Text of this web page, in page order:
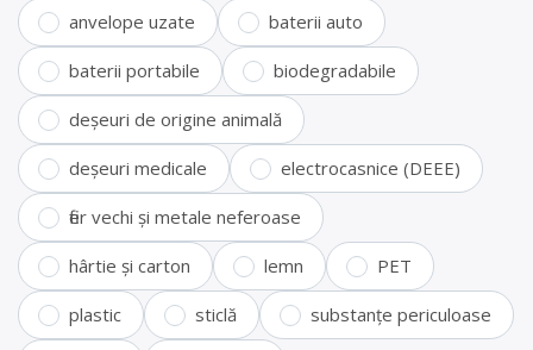
anvelope uzate baterii auto
baterii portabile biodegradabile
deșeuri de origine animală
deșeuri medicale electrocasnice (DEEE)
fier vechi și metale neferoase
hârtie și carton lemn PET
plastic sticlă substanțe periculoase